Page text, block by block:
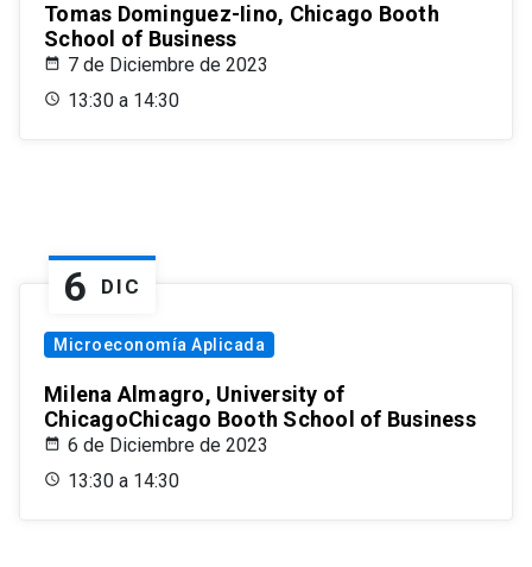
Tomas Dominguez-Iino, Chicago Booth
School of Business
7 de Diciembre de 2023
13:30 a 14:30
6 DIC
Microeconomía Aplicada
Milena Almagro, University of
ChicagoChicago Booth School of Business
6 de Diciembre de 2023
13:30 a 14:30